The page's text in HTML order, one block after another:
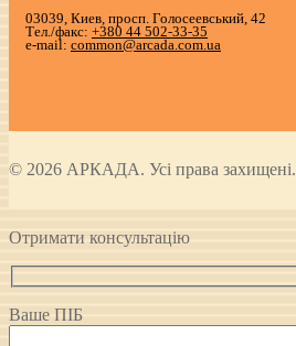
03039, Киев, просп. Голосеевський, 42
Тел./факс: +380 44 502-33-35
e-mail: common@arcada.com.ua
© 2026 АРКАДА. Усі права захищені.
Отримати консультацію
Ваше ПІБ